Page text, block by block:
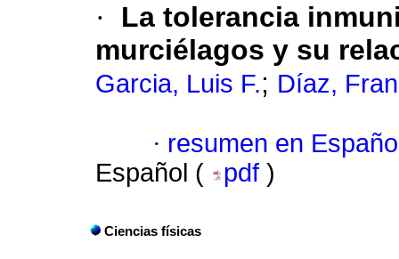
·
La tolerancia
murciélagos y su
Garcia, Luis F.; Díaz,
· resumen en
Español (
pdf )
Ciencias físicas